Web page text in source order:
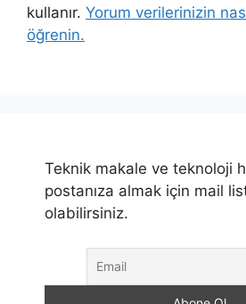
kullanır. Yorum verilerinizin
öğrenin.
Teknik makale ve teknoloji
postanıza almak için mail
olabilirsiniz.